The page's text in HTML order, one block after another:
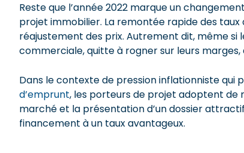
Reste que l’année 2022 marque un
projet immobilier. La remontée rapide des
réajustement des prix. Autrement dit, même
commerciale, quitte à rogner sur leurs marges,
Dans le contexte de pression inflationniste qui
d’emprunt, les porteurs de projet adoptent de
marché et la présentation d’un dossier
financement à un taux avantageux.